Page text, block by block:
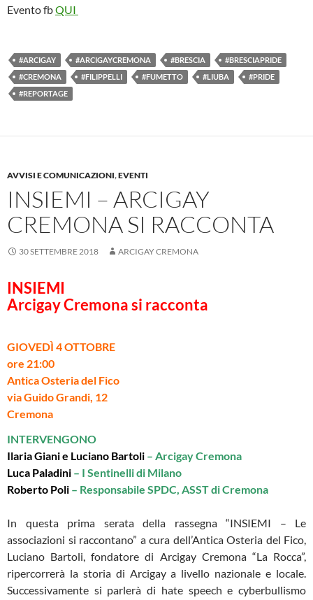
Evento fbQUI
#ARCIGAY #ARCIGAYCREMONA #BRESCIA
#BRESCIAPRIDE
#CREMONA
#FILIPPELLI #FUMETTO #LIUBA
#PRIDE
#REPORTAGE
AVVISI E COMUNICAZIONI,EVENTI
INSIEMI – ARCIGAY
CREMONA SI RACCONTA
30 SETTEMBRE 2018 ARCIGAY CREMONA
INSIEMI
Arcigay Cremona si racconta
GIOVEDÌ 4 OTTOBRE
ore 21:00
Antica Osteria del Fico
via Guido Grandi, 12
Cremona
INTERVENGONO
Ilaria Giani e Luciano Bartoli – Arcigay Cremona
Luca Paladini – I Sentinelli di Milano
Roberto Poli – Responsabile SPDC, ASST di Cremona
In questa prima serata della rassegna “INSIEMI – Le
associazioni si raccontano” a cura dell’Antica Osteria del Fico,
Luciano Bartoli, fondatore di Arcigay Cremona “La Rocca”,
ripercorrerà la storia di Arcigay a livello nazionale e locale.
Successivamente si parlerà di hate speech e cyberbullismo